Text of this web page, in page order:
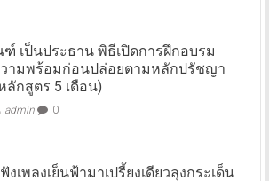
เป็นประธาน พิธีเปิดการฝึกอบรม
วามพร้อมก่อนปล่อยตามหลักปรัชญา
ลักสูตร 5 เดือน)
admin 0
เพลงเย็นฟ้ามาเปรี้ยงเดียวลุงกระเด็น